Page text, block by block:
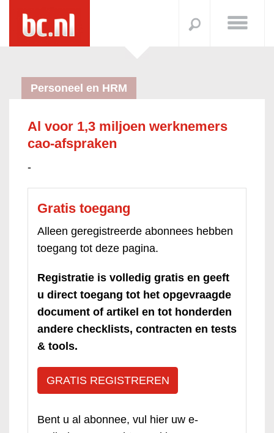
Personeel en HRM
Al voor 1,3 miljoen werknemers
cao-afspraken
-
Gratis toegang
Alleen geregistreerde abonnees hebben
toegang tot deze pagina.
Registratie is volledig gratis en geeft
u direct toegang tot het opgevraagde
document of artikel en tot honderden
andere checklists, contracten en tests
& tools.
GRATIS REGISTREREN
Bent u al abonnee, vul hier uw e-